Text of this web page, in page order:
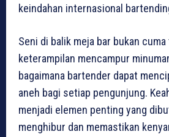
keindahan internasional
Seni di balik meja bar bukan
keterampilan mencampur
bagaimana bartender dapat
aneh bagi setiap pengunjung.
menjadi elemen penting yang
menghibur dan memastikan